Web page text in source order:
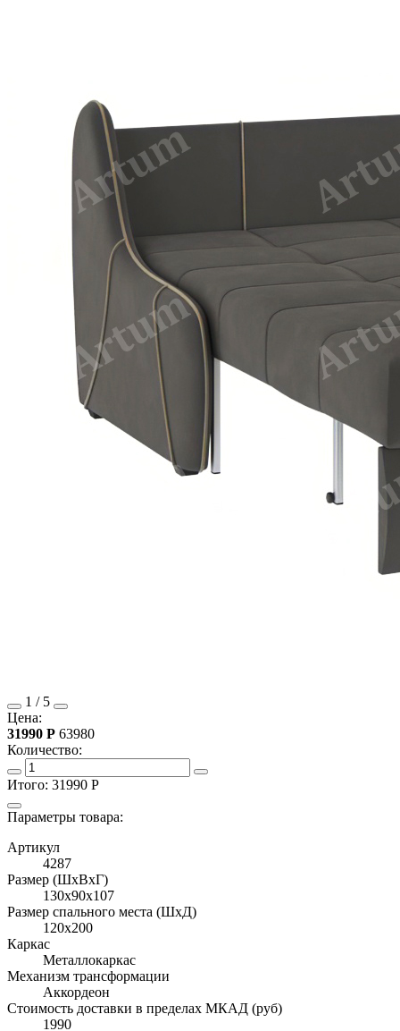
1 / 5
Цена:
31990 Р 63980
Количество:
Итого: 31990 Р
Параметры товара:
Артикул
4287
Размер (ШхВхГ)
130x90x107
Размер спального места (ШхД)
120x200
Каркас
Металлокаркас
Механизм трансформации
Аккордеон
Стоимость доставки в пределах МКАД (руб)
1990